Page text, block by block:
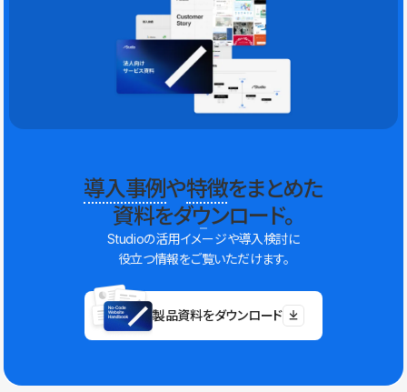
導入事例や特徴をまとめた
資料をダウンロード。
Studioの活用イメージや導入検討に
役立つ情報をご覧いただけます。
製品資料をダウンロード